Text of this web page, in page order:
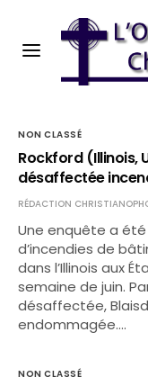
NON CLASSÉ
Rockford (Illinois,
désaffectée
RÉDACTION
Une enquête a
d’incendies de
dans l’Illinois aux
semaine de juin.
désaffectée,
endommagée.…
NON CLASSÉ